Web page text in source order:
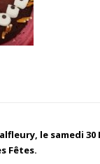
le samedi 30
Fêtes.